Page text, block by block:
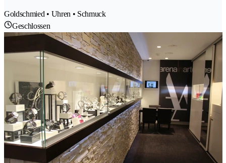
Goldschmied • Uhren • Schmuck
Geschlossen